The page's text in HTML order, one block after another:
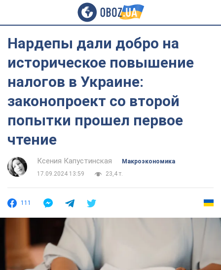
Нардепы дали добро на
историческое повышение
налогов в Украине:
законопроект со второй
попытки прошел первое
чтение
Ксения Капустинская
Mакроэкономика
17.09.2024 13:59
23,4 т.
111